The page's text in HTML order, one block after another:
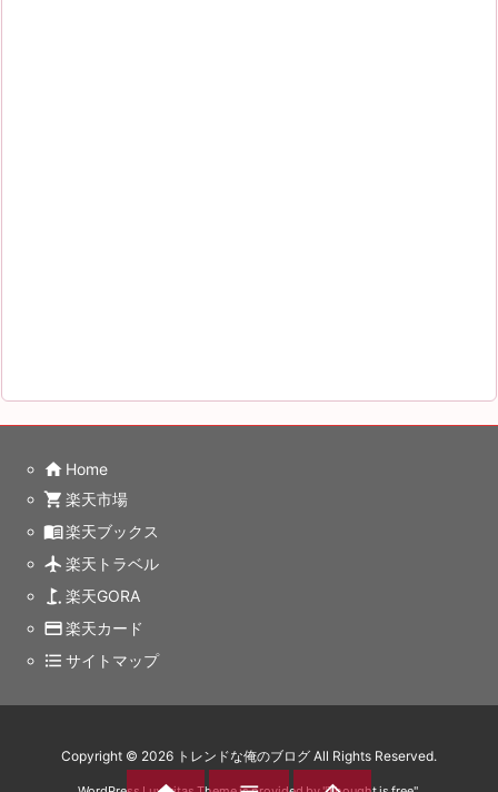
homeHome
shopping_cart 楽天市場
menu_book楽天ブックス
flight 楽天トラベル
golf_course 楽天GORA
credit_card楽天カード
format_list_bulleted サイトマップ
Copyright © 2026 トレンドな俺のブログ All Rights Reserved.